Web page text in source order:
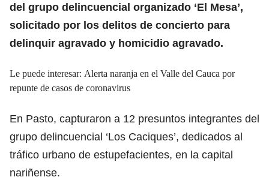
del grupo delincuencial organizado ‘El Mesa’,
solicitado por los delitos de concierto para
delinquir agravado y homicidio agravado.
Le puede interesar: Alerta naranja en el Valle del Cauca por
repunte de casos de coronavirus
En Pasto, capturaron a 12 presuntos integrantes del
grupo delincuencial ‘Los Caciques’, dedicados al
tráfico urbano de estupefacientes, en la capital
nariñense.